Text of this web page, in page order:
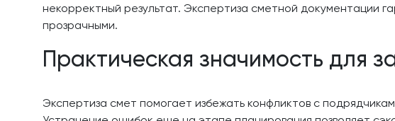
некорректный результат. Экспертиза сметной документации
прозрачными.
Практическая значимость для
Экспертиза смет помогает избежать конфликтов с